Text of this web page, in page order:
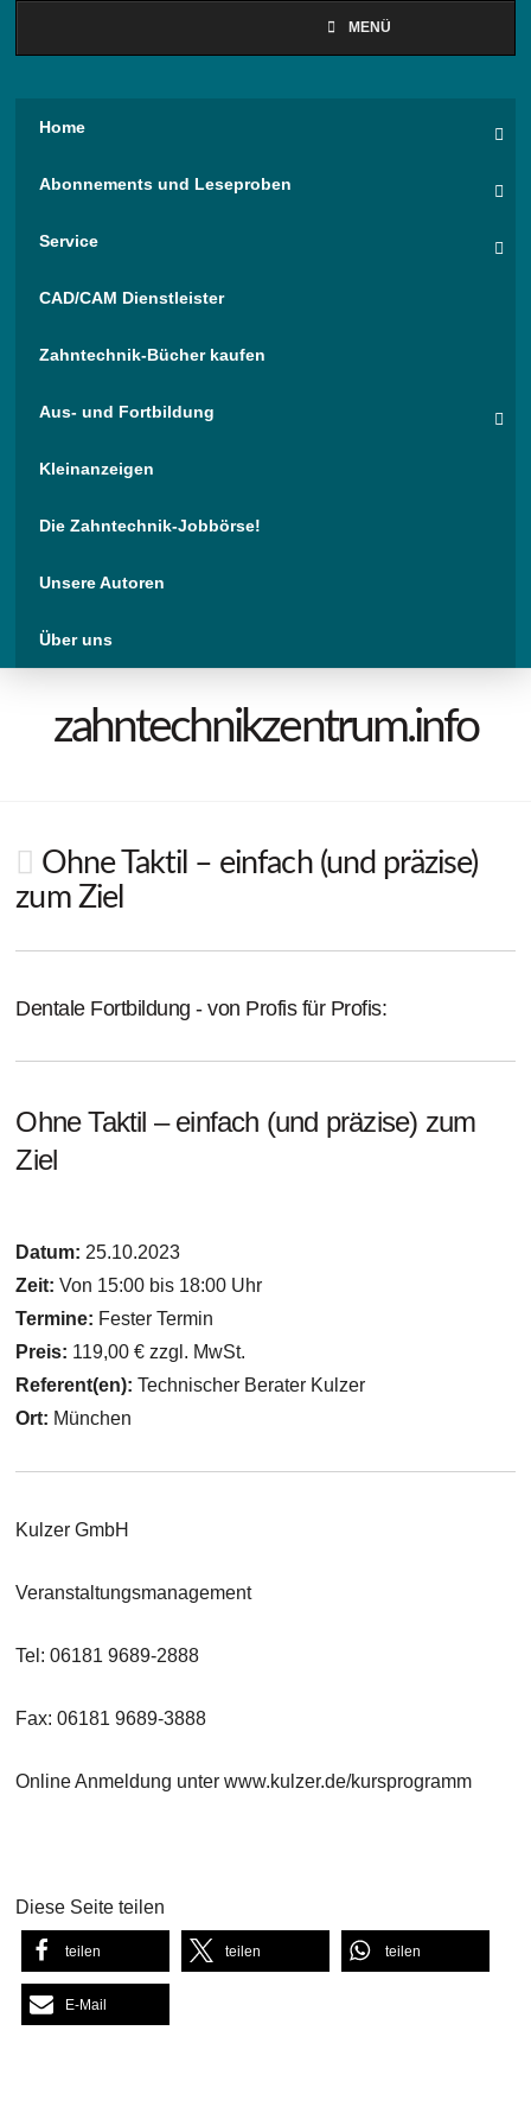
MENÜ
Home
Abonnements und Leseproben
Service
CAD/CAM Dienstleister
Zahntechnik-Bücher kaufen
Aus- und Fortbildung
Kleinanzeigen
Die Zahntechnik-Jobbörse!
Unsere Autoren
Über uns
zahntechnikzentrum.info
Ohne Taktil – einfach (und präzise)
zum Ziel
Dentale Fortbildung - von Profis für Profis:
Ohne Taktil – einfach (und präzise) zum
Ziel
Datum: 25.10.2023
Zeit: Von 15:00 bis 18:00 Uhr
Termine: Fester Termin
Preis: 119,00 € zzgl. MwSt.
Referent(en):Technischer Berater Kulzer
Ort: München
Kulzer GmbH
Veranstaltungsmanagement
Tel: 06181 9689-2888
Fax: 06181 9689-3888
Online Anmeldung unter www.kulzer.de/kursprogramm
Diese Seite teilen
teilen teilen teilen
E-Mail